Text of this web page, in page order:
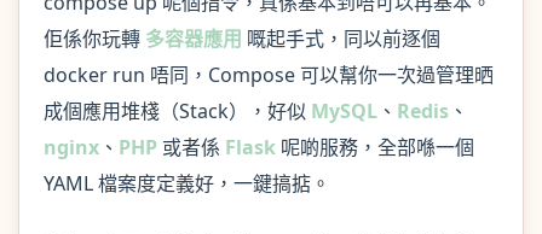
佢係你玩轉 多容器應用 嘅起手式，同以前逐個
docker run 唔同，Compose 可以幫你一次過管理晒
成個應用堆棧（Stack），好似 MySQL 、 Redis 、
nginx 、 PHP 或者係 Flask 呢啲服務，全部喺一個
YAML 檔案度定義好，一鍵搞掂。